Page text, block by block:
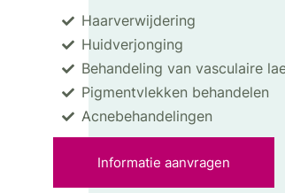
Haarverwijdering
Huidverjonging
Behandeling van vasculaire
Pigmentvlekken behandelen
Acnebehandelingen
Informatie aanvragen